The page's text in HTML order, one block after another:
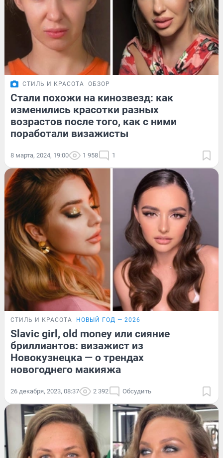
СТИЛЬ И КРАСОТА ОБЗОР
Стали похожи на кинозвезд: как
изменились красотки разных
возрастов после того, как с ними
поработали визажисты
8 марта, 2024, 19:00 1 958 1
СТИЛЬ И КРАСОТА НОВЫЙ ГОД — 2026
Slavic girl, old money или сияние
бриллиантов: визажист из
Новокузнецка — о трендах
новогоднего макияжа
26 декабря, 2023, 08:37 2 392 Обсудить